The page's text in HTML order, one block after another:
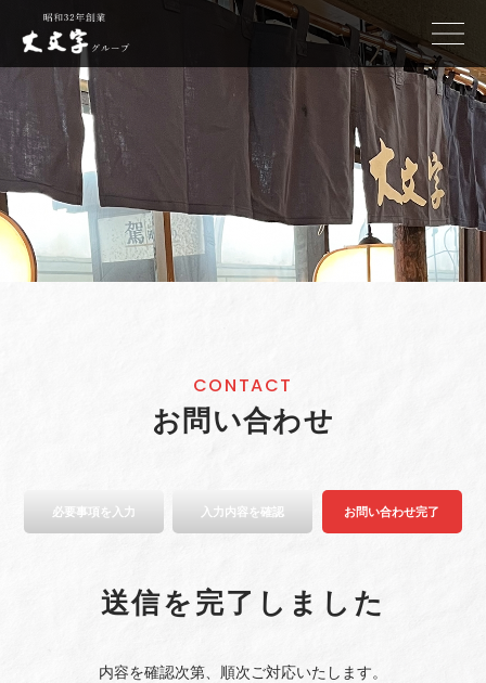
CONTACT
お問い合わせ
必要事項を入力 入力内容を確認 お問い合わせ完了
送信を完了しました
内容を確認次第、順次ご対応いたします。